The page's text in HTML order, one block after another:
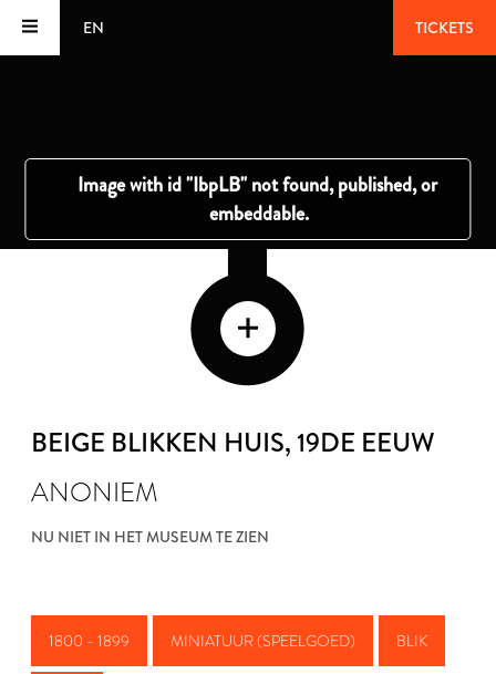
EN TICKETS
BEIGE BLIKKEN HUIS, 19DE EEUW
ANONIEM
NU NIET IN HET MUSEUM TE ZIEN
1800 - 1899 MINIATUUR (SPEELGOED) BLIK